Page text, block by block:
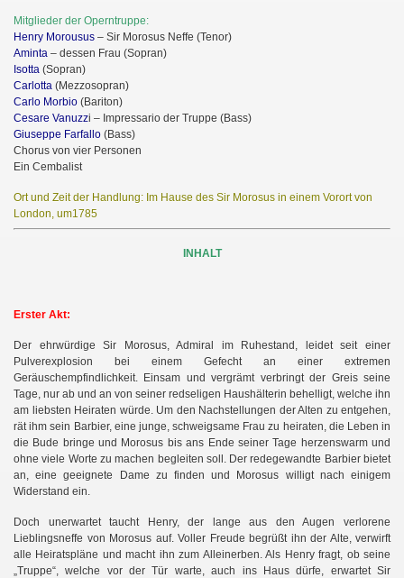
Mitglieder der Operntruppe:
Henry Morousus – Sir Morosus Neffe (Tenor)
Aminta – dessen Frau (Sopran)
Isotta (Sopran)
Carlotta (Mezzosopran)
Carlo Morbio (Bariton)
Cesare Vanuzzi – Impressario der Truppe (Bass)
Giuseppe Farfallo (Bass)
Chorus von vier Personen
Ein Cembalist
Ort und Zeit der Handlung: Im Hause des Sir Morosus in einem Vorort von
London, um1785
INHALT
Erster Akt:
Der ehrwürdige Sir Morosus, Admiral im Ruhestand, leidet seit einer
Pulverexplosion bei einem Gefecht an einer extremen
Geräuschempfindlichkeit. Einsam und vergrämt verbringt der Greis seine
Tage, nur ab und an von seiner redseligen Haushälterin behelligt, welche ihn
am liebsten Heiraten würde. Um den Nachstellungen der Alten zu entgehen,
rät ihm sein Barbier, eine junge, schweigsame Frau zu heiraten, die Leben in
die Bude bringe und Morosus bis ans Ende seiner Tage herzenswarm und
ohne viele Worte zu machen begleiten soll. Der redegewandte Barbier bietet
an, eine geeignete Dame zu finden und Morosus willigt nach einigem
Widerstand ein.
Doch unerwartet taucht Henry, der lange aus den Augen verlorene
Lieblingsneffe von Morosus auf. Voller Freude begrüßt ihn der Alte, verwirft
alle Heiratspläne und macht ihn zum Alleinerben. Als Henry fragt, ob seine
„Truppe“, welche vor der Tür warte, auch ins Haus dürfe, erwartet Sir